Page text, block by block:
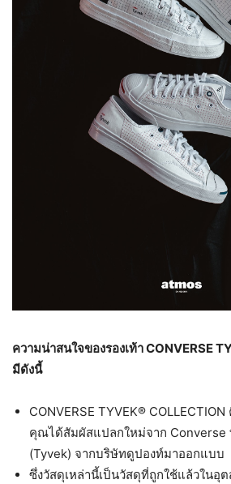
ความน่าสนใจของรองเท้าCONVERSE
มีดังนี้
CONVERSE TYVEK®
คุณได้สัมผัสแปลกใหม่จาก Converse
(Tyvek) จากบริษัทดูปองท์มาออกแบบ
ซึ่งวัสดุเหล่านี้เป็นวัสดุที่ถูกใช้แล้วในอุ